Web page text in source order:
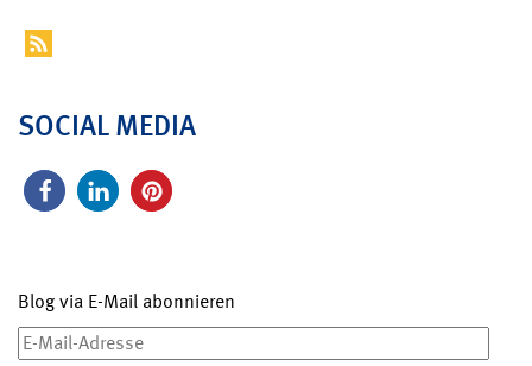
SOCIAL MEDIA
Blog via E-Mail abonnieren
E-